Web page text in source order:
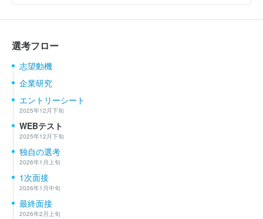
選考フロー
志望動機
企業研究
エントリーシート
2025年12月下旬
WEBテスト
2025年12月下旬
独自の選考
2026年1月上旬
1次面接
2026年1月中旬
最終面接
2026年2月上旬